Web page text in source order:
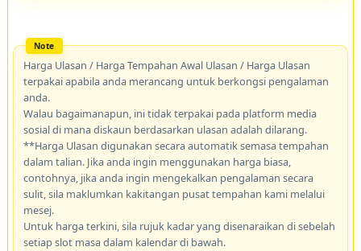
Harga Ulasan / Harga Tempahan Awal Ulasan / Harga Ulasan
terpakai apabila anda merancang untuk berkongsi pengalaman
anda.
Walau bagaimanapun, ini tidak terpakai pada platform media
sosial di mana diskaun berdasarkan ulasan adalah dilarang.
**Harga Ulasan digunakan secara automatik semasa tempahan
dalam talian. Jika anda ingin menggunakan harga biasa,
contohnya, jika anda ingin mengekalkan pengalaman secara
sulit, sila maklumkan kakitangan pusat tempahan kami melalui
mesej.
Untuk harga terkini, sila rujuk kadar yang disenaraikan di sebelah
setiap slot masa dalam kalendar di bawah.